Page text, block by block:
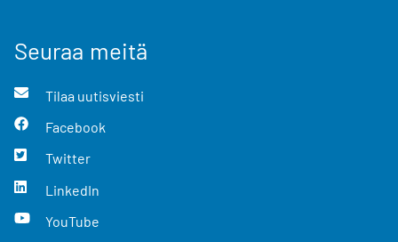
Seuraa meitä
Tilaa uutisviesti
Facebook
Twitter
LinkedIn
YouTube